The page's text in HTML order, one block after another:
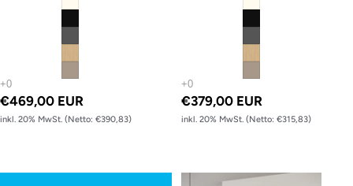
€469,00 EUR
inkl. 20% MwSt. (Netto: €390,83)
€379,00 EUR
inkl. 20% MwSt. (Netto: €315,83)
Drehtürenschrank – 77.5 cm